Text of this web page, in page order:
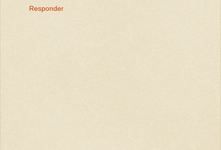
Responder